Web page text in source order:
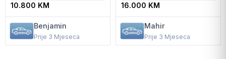
10.800 KM
Benjamin
Prije 3 Mjeseca
16.000 KM
Mahir
Prije 3 Mjeseca